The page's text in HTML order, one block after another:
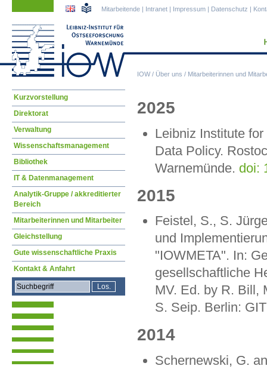
IOW/ Über uns / Mitarbeiterinnen und
Mitarbeitende | Intranet | Impressum | Datenschutz |
2025
Leibniz Institute
Data Policy.
Warnemünde. doi:
2015
Feistel, S., S.
und
"IOWMETA". In:
gesellschaftliche
MV. Ed. by R. Bill,
S. Seip. Berlin:
2014
Schernewski, G.
Navigation
Kurzvorstellung
Direktorat
Verwaltung
Wissenschaftsmanagement
Bibliothek
IT & Datenmanagement
Analytik-Gruppe / akkreditierter
Bereich
Mitarbeiterinnen und Mitarbeiter
Gleichstellung
Gute wissenschaftliche Praxis
Kontakt & Anfahrt